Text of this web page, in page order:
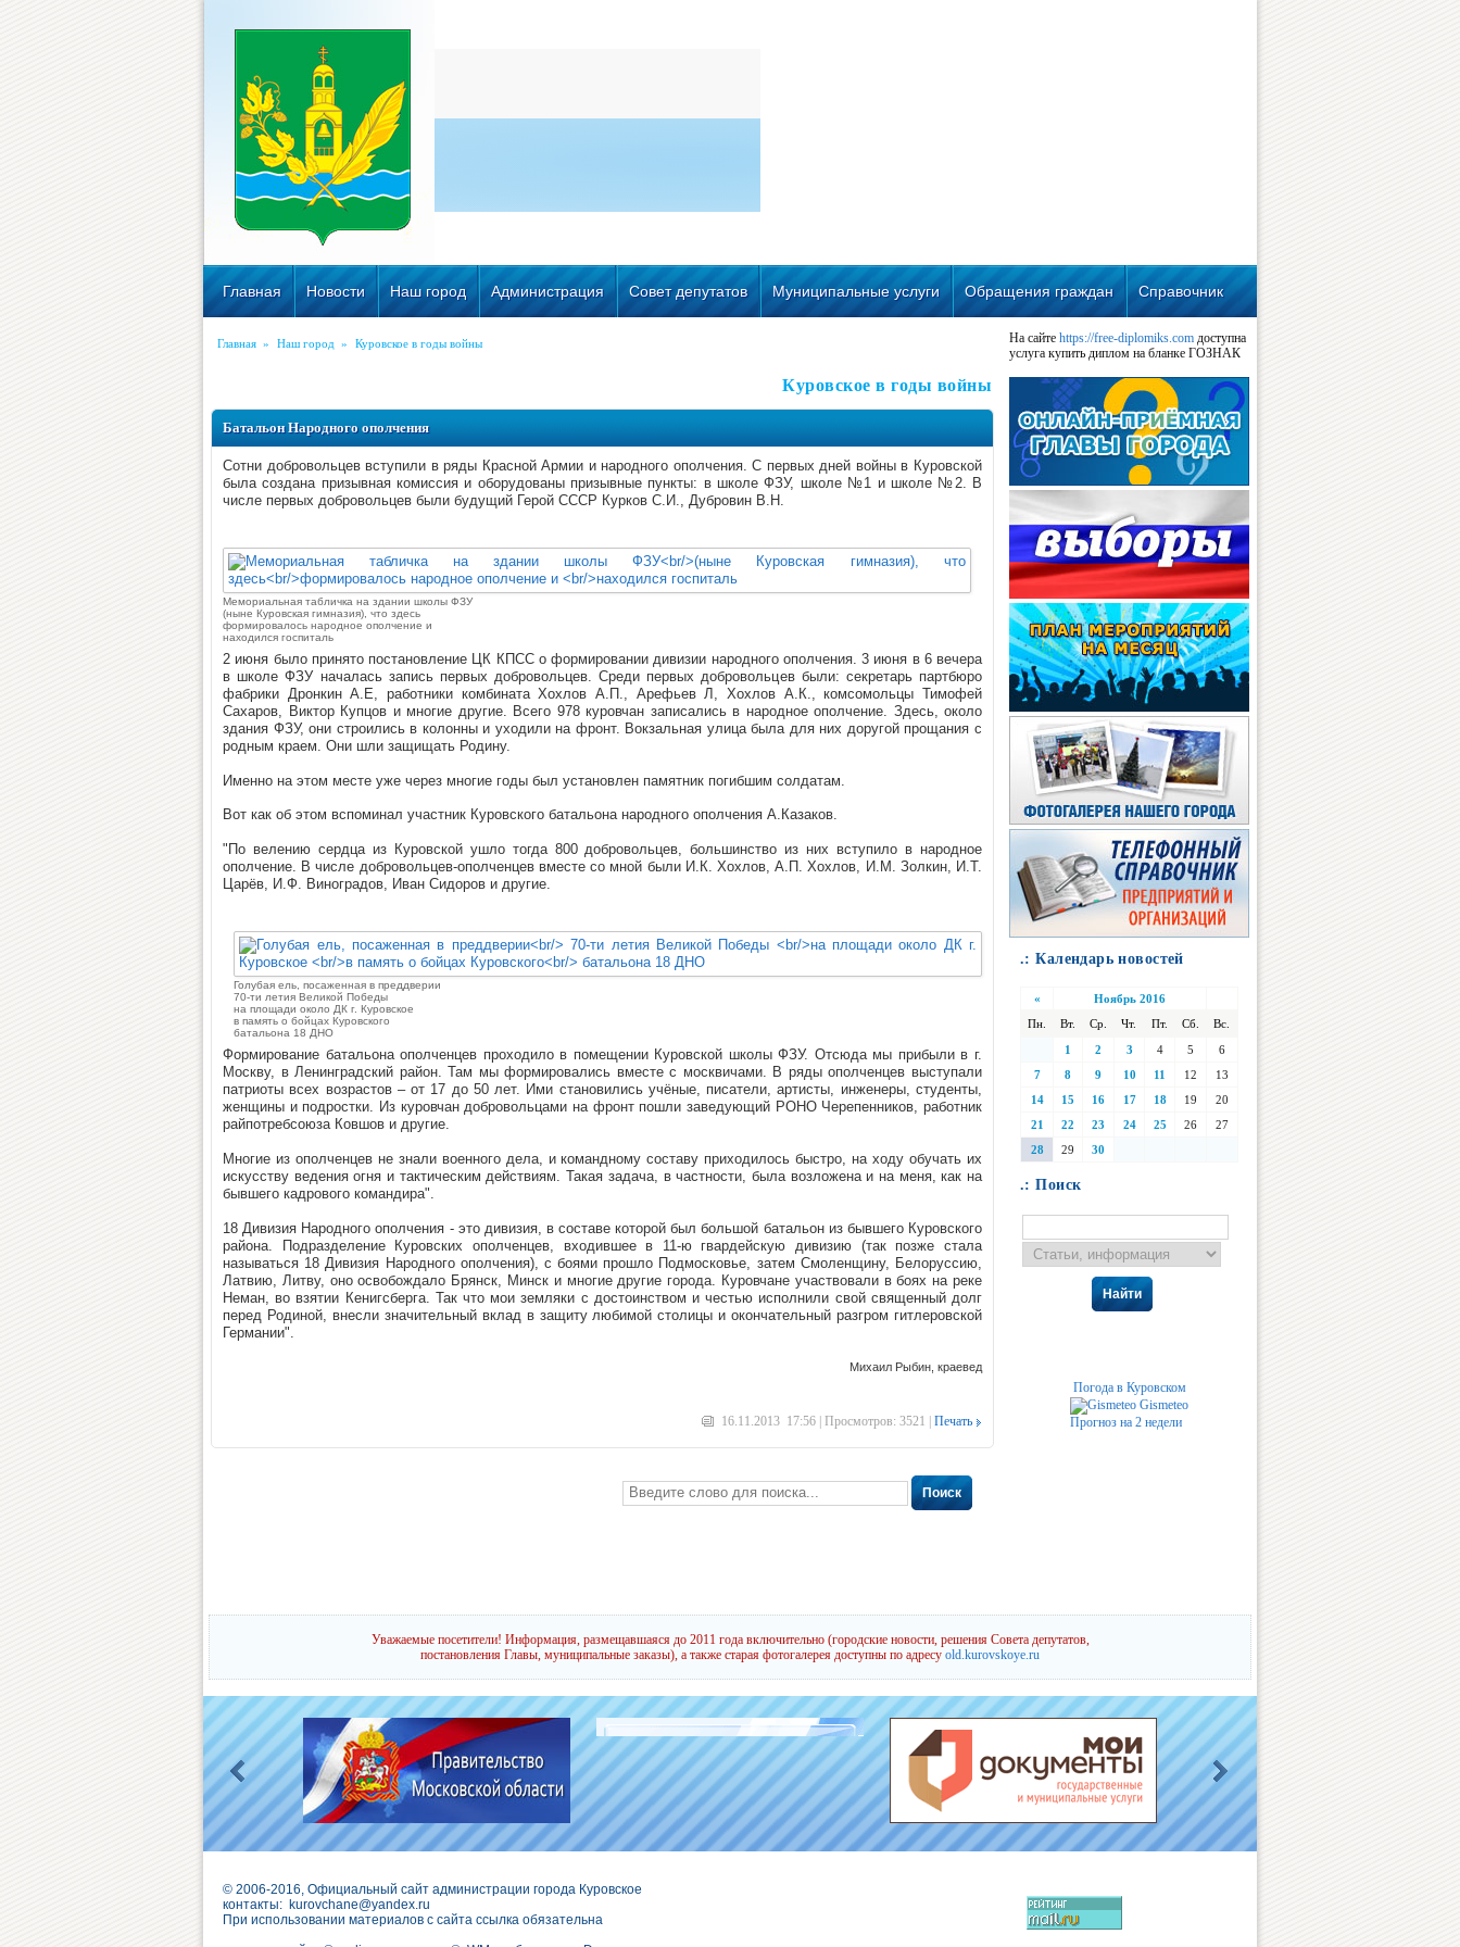
Главная Новости Наш город Администрация Совет депутатов Муниципальные услуги Обращения граждан Справочник
Главная » Наш город » Куровское в годы войны
Куровское в годы войны
Батальон Народного ополчения
Сотни добровольцев вступили в ряды Красной Армии и народного ополчения. С первых дней войны в Куровской
была создана призывная комиссия и оборудованы призывные пункты: в школе ФЗУ, школе №1 и школе №2. В
числе первых добровольцев были будущий Герой СССР Курков С.И., Дубровин В.Н.
Мемориальная табличка на здании школы ФЗУ
(ныне Куровская гимназия), что здесь
формировалось народное ополчение и
находился госпиталь
2 июня было принято постановление ЦК КПСС о формировании дивизии народного ополчения. 3 июня в 6 вечера
в школе ФЗУ началась запись первых добровольцев. Среди первых добровольцев были: секретарь партбюро
фабрики Дронкин А.Е, работники комбината Хохлов А.П., Арефьев Л, Хохлов А.К., комсомольцы Тимофей
Сахаров, Виктор Купцов и многие другие. Всего 978 куровчан записались в народное ополчение. Здесь, около
здания ФЗУ, они строились в колонны и уходили на фронт. Вокзальная улица была для них доругой прощания c
родным краем. Они шли защищать Родину.
Именно на этом месте уже через многие годы был установлен памятник погибшим солдатам.
Вот как об этом вспоминал участник Куровского батальона народного ополчения А.Казаков.
"По велению сердца из Куровской ушло тогда 800 добровольцев, большинство из них вступило в народное
ополчение. В числе добровольцев-ополченцев вместе со мной были И.К. Хохлов, А.П. Хохлов, И.М. Золкин, И.Т.
Царёв, И.Ф. Виноградов, Иван Сидоров и другие.
Голубая ель, посаженная в преддверии
70-ти летия Великой Победы
на площади около ДК г. Куровское
в память о бойцах Куровского
батальона 18 ДНО
Формирование батальона ополченцев проходило в помещении Куровской школы ФЗУ. Отсюда мы прибыли в г.
Москву, в Ленинградский район. Там мы формировались вместе с москвичами. В ряды ополченцев выступали
патриоты всех возрастов – от 17 до 50 лет. Ими становились учёные, писатели, артисты, инженеры, студенты,
женщины и подростки. Из куровчан добровольцами на фронт пошли заведующий РОНО Черепенников, работник
райпотребсоюза Ковшов и другие.
Многие из ополченцев не знали военного дела, и командному составу приходилось быстро, на ходу обучать их
искусству ведения огня и тактическим действиям. Такая задача, в частности, была возложена и на меня, как на
бывшего кадрового командира".
18 Дивизия Народного ополчения - это дивизия, в составе которой был большой батальон из бывшего Куровского
района. Подразделение Куровских ополченцев, входившее в 11-ю гвардейскую дивизию (так позже стала
называться 18 Дивизия Народного ополчения), с боями прошло Подмосковье, затем Смоленщину, Белоруссию,
Латвию, Литву, оно освобождало Брянск, Минск и многие другие города. Куровчане участвовали в боях на реке
Неман, во взятии Кенигсберга. Так что мои земляки с достоинством и честью исполнили свой священный долг
перед Родиной, внесли значительный вклад в защиту любимой столицы и окончательный разгром гитлеровской
Германии".
Михаил Рыбин, краевед
16.11.2013 17:56 | Просмотров: 3521 | Печать
Поиск
На сайте https://free-diplomiks.com доступна
услуга купить диплом на бланке ГОЗНАК
.: Календарь новостей
«
Ноябрь 2016
Пн.
Вт. Ср. Чт. Пт. Сб.
Вс.
1
2 3 4 5
6
7
8 9 10 11 12
13
14
15 16 17 18 19
20
21
22 23 24 25 26
27
28
29 30
.: Поиск
Найти
Погода в Куровском
Gismeteo
Прогноз на 2 недели
Уважаемые посетители! Информация, размещавшаяся до 2011 года включительно (городские новости, решения Совета депутатов,
постановления Главы, муниципальные заказы), а также старая фотогалерея доступны по адресу old.kurovskoye.ru
© 2006-2016, Официальный сайт администрации города Куровское
контакты: kurovchane@yandex.ru
При использовании материалов с сайта ссылка обязательна